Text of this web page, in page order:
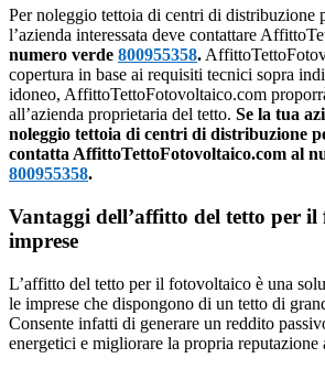
Per noleggio tettoia di centri di distribuzione
l’azienda interessata deve contattare
numero verde 800955358.
copertura in base ai requisiti tecnici sopra
idoneo, AffittoTettoFotovoltaico.com
all’azienda proprietaria del tetto. Se la tua
noleggio tettoia di centri di distribuzione
contatta AffittoTettoFotovoltaico.com al
800955358.
Vantaggi dell’affitto del tetto per
imprese
L’affitto del tetto per il fotovoltaico è una
le imprese che dispongono di un tetto di
Consente infatti di generare un reddito
energetici e migliorare la propria reputazione